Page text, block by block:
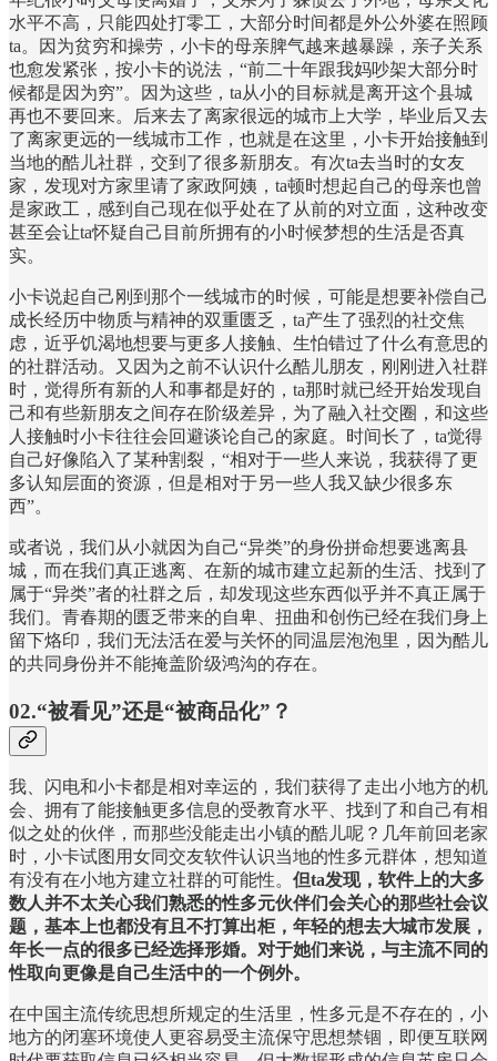
水平不高，只能四处打零工，大部分时间都是外公外婆在照顾
ta。因为贫穷和操劳，小卡的母亲脾气越来越暴躁，亲子关系
也愈发紧张，按小卡的说法，“前二十年跟我妈吵架大部分时
候都是因为穷”。因为这些，ta从小的目标就是离开这个县城
再也不要回来。后来去了离家很远的城市上大学，毕业后又去
了离家更远的一线城市工作，也就是在这里，小卡开始接触到
当地的酷儿社群，交到了很多新朋友。有次ta去当时的女友
家，发现对方家里请了家政阿姨，ta顿时想起自己的母亲也曾
是家政工，感到自己现在似乎处在了从前的对立面，这种改变
甚至会让ta怀疑自己目前所拥有的小时候梦想的生活是否真
实。
小卡说起自己刚到那个一线城市的时候，可能是想要补偿自己
成长经历中物质与精神的双重匮乏，ta产生了强烈的社交焦
虑，近乎饥渴地想要与更多人接触、生怕错过了什么有意思的
的社群活动。又因为之前不认识什么酷儿朋友，刚刚进入社群
时，觉得所有新的人和事都是好的，ta那时就已经开始发现自
己和有些新朋友之间存在阶级差异，为了融入社交圈，和这些
人接触时小卡往往会回避谈论自己的家庭。时间长了，ta觉得
自己好像陷入了某种割裂，“相对于一些人来说，我获得了更
多认知层面的资源，但是相对于另一些人我又缺少很多东
西”。
或者说，我们从小就因为自己“异类”的身份拼命想要逃离县
城，而在我们真正逃离、在新的城市建立起新的生活、找到了
属于“异类”者的社群之后，却发现这些东西似乎并不真正属于
我们。青春期的匮乏带来的自卑、扭曲和创伤已经在我们身上
留下烙印，我们无法活在爱与关怀的同温层泡泡里，因为酷儿
的共同身份并不能掩盖阶级鸿沟的存在。
02.“被看见”还是“被商品化”？
我、闪电和小卡都是相对幸运的，我们获得了走出小地方的机
会、拥有了能接触更多信息的受教育水平、找到了和自己有相
似之处的伙伴，而那些没能走出小镇的酷儿呢？几年前回老家
时，小卡试图用女同交友软件认识当地的性多元群体，想知道
有没有在小地方建立社群的可能性。 但ta发现，软件上的大多
数人并不太关心我们熟悉的性多元伙伴们会关心的那些社会议
题，基本上也都没有且不打算出柜，年轻的想去大城市发展，
年长一点的很多已经选择形婚。对于她们来说，与主流不同的
性取向更像是自己生活中的一个例外。
在中国主流传统思想所规定的生活里，性多元是不存在的，小
地方的闭塞环境使人更容易受主流保守思想禁锢，即便互联网